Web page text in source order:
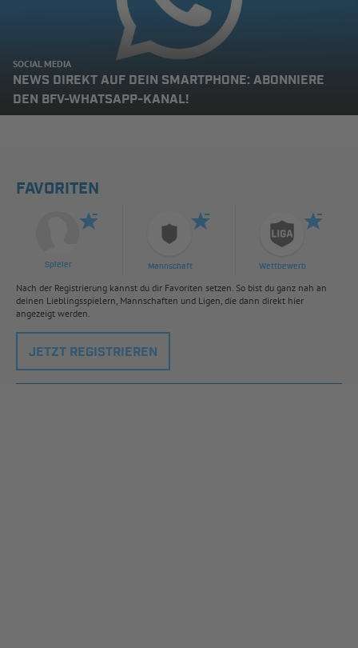
SOCIAL MEDIA
NEWS DIREKT AUF DEIN SMARTPHONE: ABONNIERE
DEN BFV-WHATSAPP-KANAL!
FAVORITEN
Spieler Mannschaft Wettbewerb
Nach der Registrierung kannst du dir Favoriten setzen. So bist du ganz nah an
deinen Lieblingsspielern, Mannschaften und Ligen, die dann direkt hier
angezeigt werden.
JETZT REGISTRIEREN